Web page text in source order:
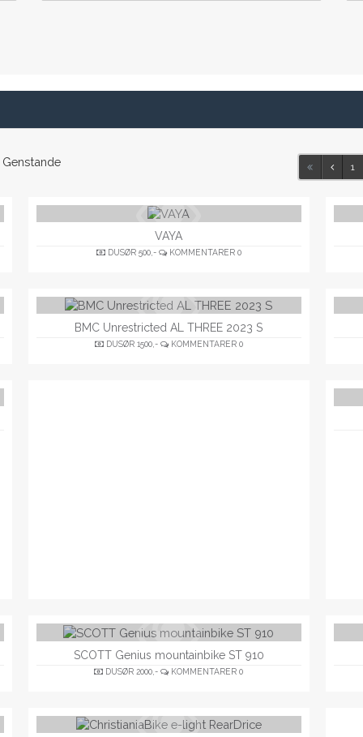
Genstande 1
VAYA
DUSØR 500,- KOMMENTARER 0
BMC Unrestricted AL THREE 2023 S
DUSØR 1500,- KOMMENTARER 0
SCOTT Genius mountainbike ST 910
DUSØR 2000,- KOMMENTARER0